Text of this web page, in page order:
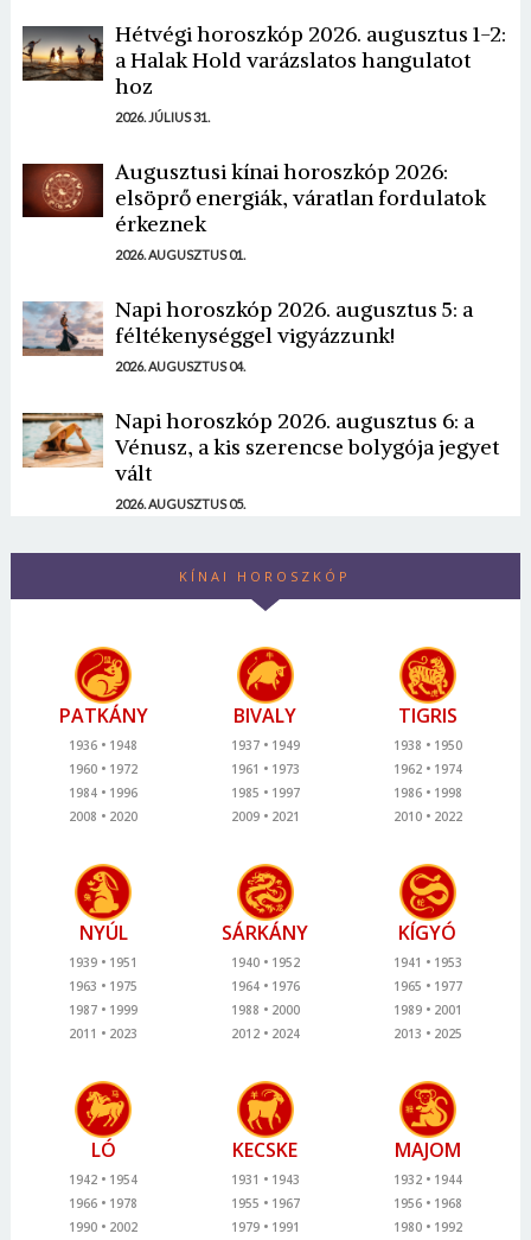
Hétvégi horoszkóp 2026. augusztus 1-2:
a Halak Hold varázslatos hangulatot
hoz
2026. JÚLIUS 31.
Augusztusi kínai horoszkóp 2026:
elsöprő energiák, váratlan fordulatok
érkeznek
2026. AUGUSZTUS 01.
Napi horoszkóp 2026. augusztus 5: a
féltékenységgel vigyázzunk!
2026. AUGUSZTUS 04.
Napi horoszkóp 2026. augusztus 6: a
Vénusz, a kis szerencse bolygója jegyet
vált
2026. AUGUSZTUS 05.
KÍNAI HOROSZKÓP
PATKÁNY
1936
1948
1960
1972
1984
1996
2008
2020
BIVALY
1937
1949
1961
1973
1985
1997
2009
2021
TIGRIS
1938
1950
1962
1974
1986
1998
2010
2022
NYÚL
1939
1951
1963
1975
1987
1999
2011
2023
SÁRKÁNY
1940
1952
1964
1976
1988
2000
2012
2024
KÍGYÓ
1941
1953
1965
1977
1989
2001
2013
2025
LÓ
1942
1954
1966
1978
1990
2002
KECSKE
1931
1943
1955
1967
1979
1991
MAJOM
1932
1944
1956
1968
1980
1992